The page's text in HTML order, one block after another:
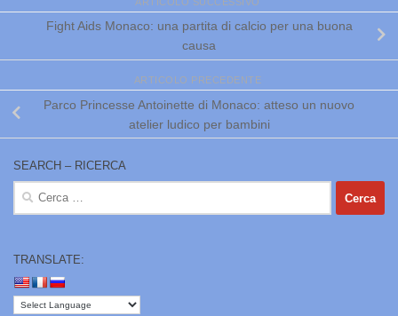
Fight Aids Monaco: una partita di calcio per una buona
causa
ARTICOLO PRECEDENTE
Parco Princesse Antoinette di Monaco: atteso un nuovo
atelier ludico per bambini
SEARCH – RICERCA
Ricerca
per:
TRANSLATE: